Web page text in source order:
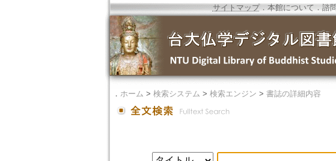
サイトマップ．本館について ． 諮
． ホーム > 検索システム > 検索エンジン > 書誌の詳細内容